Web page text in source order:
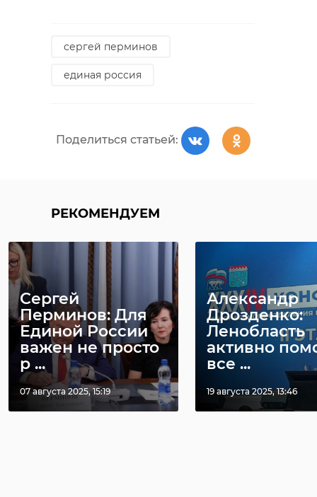
сергей перминов
единая россия
Поделиться статьей:
РЕКОМЕНДУЕМ
Сергей
Перминов: Для
Единой России
важен не просто
р ...
07 августа 2025, 15:19
Александр
Дрозденко:
Ленобласть
активно
все ...
19 августа 2025, 13:46